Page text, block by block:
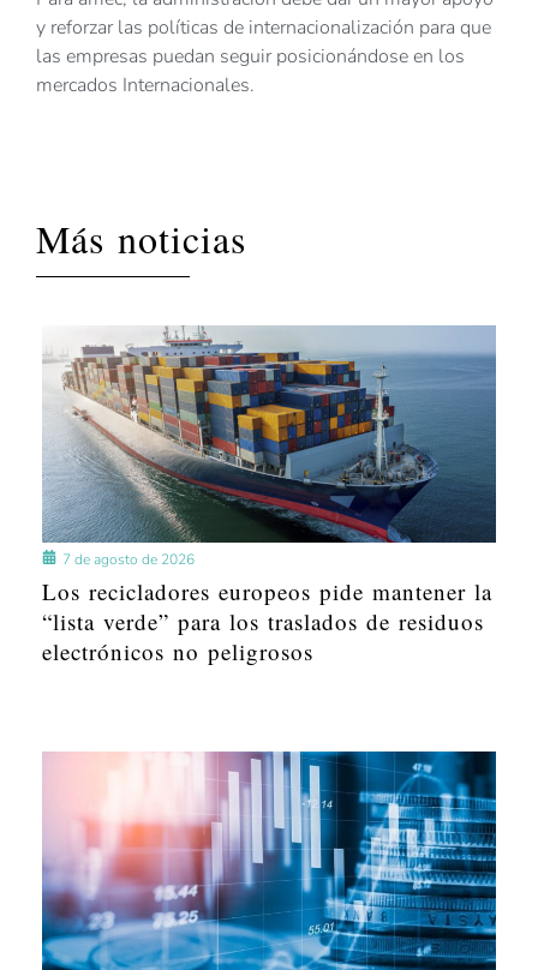
y reforzar las políticas de internacionalización para que
las empresas puedan seguir posicionándose en los
mercados Internacionales.
Más noticias
7 de agosto de 2026
Los recicladores europeos pide mantener la
“lista verde” para los traslados de residuos
electrónicos no peligrosos